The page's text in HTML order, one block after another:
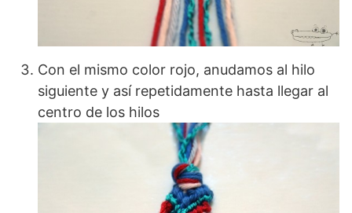
Con el mismo color rojo, anudamos al hilo
siguiente y así repetidamente hasta llegar al
centro de los hilos